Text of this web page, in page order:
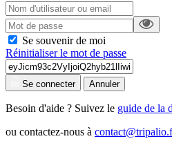
Se souvenir de moi
Réinitialiser le mot de passe
Se connecter Annuler
Besoin d'aide ? Suivez le guide de la
ou contactez-nous à